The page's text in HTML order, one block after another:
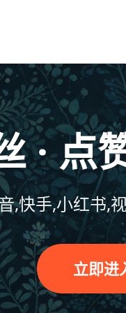
· 点
,快手,小红书,
立即进